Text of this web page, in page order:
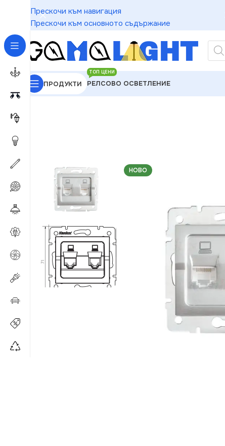
Прескочи към навигация
Прескочи към основното съдържание
ПРОДУКТИ РЕЛСОВО ОСВЕТЛЕНИЕ
ТОП ЦЕНИ
GAMALIGHT»
НОВО